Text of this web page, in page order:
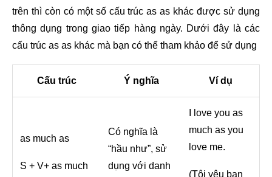
trên thì còn có một số cấu trúc as as khác được sử dụng
thông dụng trong giao tiếp hàng ngày. Dưới đây là các
cấu trúc as as khác mà bạn có thể tham khảo để sử dụng
Cấu trúc Ý nghĩa Ví dụ
as much as
S + V+ as much
Có nghĩa là
“hầu như”, sử
dụng với danh
I love you as
much as you
love me.
(Tôi yêu bạn